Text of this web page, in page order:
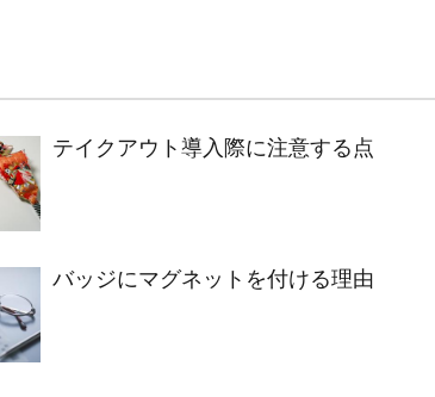
テイクアウト導入際に注意する点
バッジにマグネットを付ける理由